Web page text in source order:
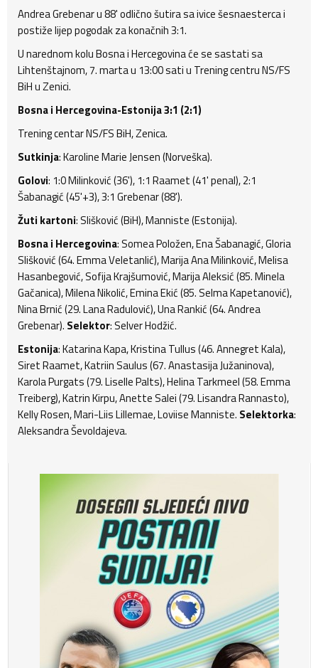
Andrea Grebenar u 88' odlično šutira sa ivice šesnaesterca i
postiže lijep pogodak za konačnih 3:1.
U narednom kolu Bosna i Hercegovina će se sastati sa
Lihtenštajnom, 7. marta u 13:00 sati u Trening centru NS/FS
BiH u Zenici.
Bosna i Hercegovina-Estonija 3:1 (2:1)
Trening centar NS/FS BiH, Zenica.
Sutkinja: Karoline Marie Jensen (Norveška).
Golovi: 1:0 Milinković (36'), 1:1 Raamet (41' penal), 2:1
Šabanagić (45'+3), 3:1 Grebenar (88').
Žuti kartoni: Slišković (BiH), Manniste (Estonija).
Bosna i Hercegovina: Somea Položen, Ena Šabanagić, Gloria
Slišković (64. Emma Veletanlić), Marija Ana Milinković, Melisa
Hasanbegović, Sofija Krajšumović, Marija Aleksić (85. Minela
Gačanica), Milena Nikolić, Emina Ekić (85. Selma Kapetanović),
Nina Brnić (29. Lana Radulović), Una Rankić (64. Andrea
Grebenar). Selektor: Selver Hodžić.
Estonija: Katarina Kapa, Kristina Tullus (46. Annegret Kala),
Siret Raamet, Katriin Saulus (67. Anastasija Južaninova),
Karola Purgats (79. Liselle Palts), Helina Tarkmeel (58. Emma
Treiberg), Katrin Kirpu, Anette Salei (79. Lisandra Rannasto),
Kelly Rosen, Mari-Liis Lillemae, Loviise Manniste. Selektorka:
Aleksandra Ševoldajeva.